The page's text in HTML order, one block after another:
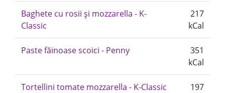
Baghete cu rosii și mozzarella - K-
Classic
217
kCal
Paste făinoase scoici - Penny
351
kCal
Tortellini tomate mozzarella - K-Classic
197